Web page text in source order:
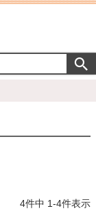
4件中 1-4件表示